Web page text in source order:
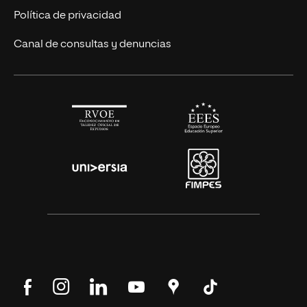
Alianza Newman
Actualidad
Solicita información
Política de privacidad
Canal de consultas y denuncias
Síguenos Síguenos SíguenosSíguenos
Encuéntranos